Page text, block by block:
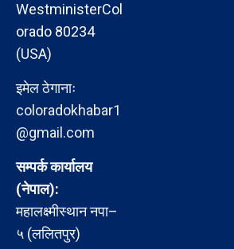
WestministerCol
orado 80234
(USA)
इमेल ठेगानाः
coloradokhabar1
@gmail.com
सम्पर्क कार्यालय
(नेपाल):
महालक्ष्मीस्थान नपा–
५ (ललितपुर)